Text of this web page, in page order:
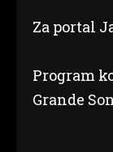
Za portal
Program
Grande